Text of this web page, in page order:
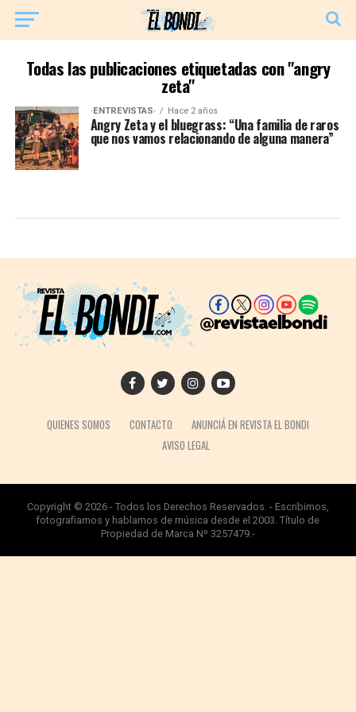
Todas las publicaciones etiquetadas con "angry
zeta"
·ENTREVISTAS· Hace 2 años
Angry Zeta y el bluegrass: “Una familia de raros
que nos vamos relacionando de alguna manera”
QUIENES SOMOS CONTACTO
ANUNCIÁ EN REVISTA EL BONDI
AVISO LEGAL
Copyright © 2026 - Todos los Derechos Reservados. - Escribimos,
fotografiamos y hablamos de música desde el 2003. Título de
Propiedad de Marca Nº 3257479.-